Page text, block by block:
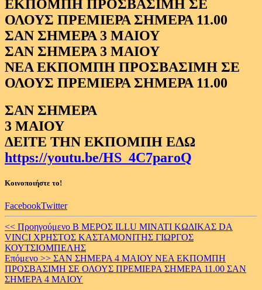
ΣΑΝ ΣΗΜΕΡΑ 3 ΜΑΙΟΥ
ΝΕΑ ΕΚΠΟΜΠΗ ΠΡΟΣΒΑΣΙΜΗ ΣΕ
ΟΛΟΥΣ ΠΡΕΜΙΕΡΑ ΣΗΜΕΡΑ 11.00
ΣΑΝ ΣΗΜΕΡΑ
3 ΜΑΙΟΥ
ΔΕΙΤΕ ΤΗΝ ΕΚΠΟΜΠΗ ΕΔΩ
https://youtu.be/HS_4C7paroQ
Κοινοποιήστε το!
FacebookTwitter
Continue
Reading
<< Προηγούμενο B ΜΕΡΟΣ ILLU MINATI KΩΔΙΚΑΣ DA
VINCI ΧΡΗΣΤΟΣ ΚΑΣΤΑΜΟΝΙΤΗΣ ΓΙΩΡΓΟΣ
ΚΟΥΤΣΙΟΜΠΕΛΗΣ
Επόμενο >> ΣΑΝ ΣΗΜΕΡΑ 4 ΜΑΙΟΥ ΝΕΑ ΕΚΠΟΜΠΗ
ΠΡΟΣΒΑΣΙΜΗ ΣΕ ΟΛΟΥΣ ΠΡΕΜΙΕΡΑ ΣΗΜΕΡΑ 11.00 ΣΑΝ
ΣΗΜΕΡΑ 4 ΜΑΙΟΥ